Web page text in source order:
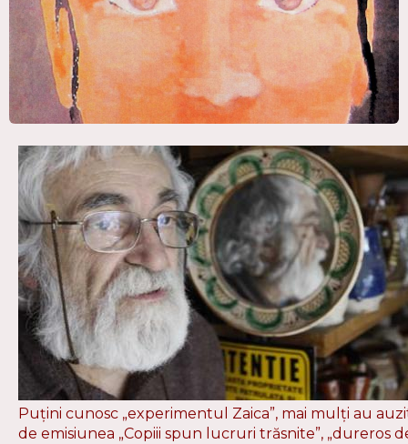
Puţini cunosc „experimentul Zaica”, mai mulţi au
de emisiunea „Copiii spun lucruri trăsnite”, „dureros